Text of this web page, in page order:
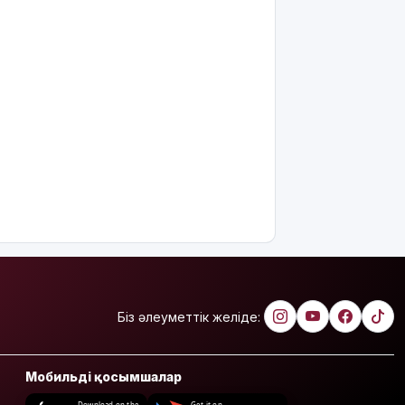
Біз әлеуметтік желіде:
Мобильді қосымшалар